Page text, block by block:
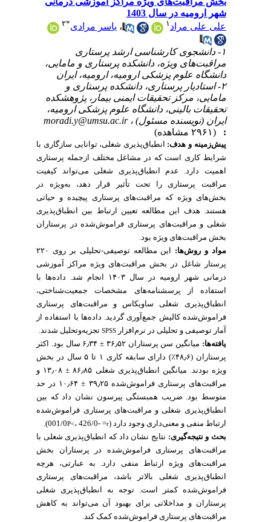
شهر ارومیه در سال 1403
علی علی مراد ۱ ،یاسر مرادی* ۲
۱- دانشجوی کارشناسی ارشد پرستاری
مراقبت‌های ویژه، دانشکده پرستاری و مامایی،
دانشگاه علوم پزشکی ارومیه، ارومیه، ایران
۲- استادیار پرستاری، دانشکده پرستاری و
مامایی، مرکز تحقیقات ایمنی بیمار، پژوهشکده
تحقیقات بالینی، دانشگاه علوم پزشکی ارومیه،
ایران (نویسنده مسئول) ، moradi.y@umsu.ac.ir
پیش‌زمینه و هدف: انطباق‌پذیری شغلی، توانایی سازگاری با
شرایط کاری است که در مشاغل مختلف ازجمله پرستاری
اهمیت دارد. عدم انطباق‌پذیری شغلی می‌تواند کیفیت
مراقبت پرستاری را تحت تأثیر قرار دهد، به‌ویژه در
بخش‌های ویژه که مراقبت‌های پرستاری پیچیده و حیاتی
هستند. هدف این مطالعه تعیین ارتباط بین انطباق‌پذیری
شغلی و مراقبت‌های پرستاری فراموش‌شده در پرستاران
بخش مراقبت‌های ویژه بود.
مواد و روش‌ها: این مطالعه توصیفی-تحلیلی بر روی۲۲۰
پرستار شاغل در بخش مراقبت‌های ویژه مراکز آموزشی
درمانی شهر ارومیه در سال ۱۴۰۳انجام شد. داده‌ها با
استفاده از پرسشنامه‌های مشخصات جمعیت‌شناختی،
انطباق‌پذیری شغلی ساویکاس و مراقبت‌های پرستاری
فراموش‌شده کالیش جمع‌آوری گردید. داده‌ها با استفاده از
آمار توصیفی و تحلیلی در نرم‌افزار
تجزیه‌وتحلیل شدند.
یافته‌ها: میانگین سن پرستاران ۳۶٫۵۲ ± ۶ ٫۳۴
سال بود. اکثر
پرستاران (
۴۸٫ ۶٪) دارای سابقه کاری۱تا۵ سال در بخش
ویژه بودند. میانگین انطباق‌پذیری شغلی
۸۶٫۸۵ ± ۱۳ ٫۰۸
و
مراقبت‌های پرستاری فراموش‌شده
۳۹٫۲۵ ± ۱۰ ٫۶۴
در حد
متوسط بود. ضریب همبستگی پیرسون نشان داد که بین
انطباق‌پذیری شغلی و مراقبت‌های پرستاری فراموش‌شده
ارتباط منفی و معنی‌داری وجود دارد (001/0
P<، 426/0- =r
).
بحث و نتیجه‌گیری: نتایج نشان داد که انطباق‌پذیری شغلی با
مراقبت‌های پرستاری فراموش‌شده در پرستاران بخش
مراقبت‌های ویژه ارتباط منفی دارد. به عبارتی، هرچه
انطباق‌پذیری شغلی بالاتر باشد، مراقبت‌های پرستاری
فراموش‌شده کمتر است. توجه به انطباق‌پذیری شغلی
پرستاران و مداخلاتی برای بهبود آن می‌تواند به کاهش
مراقبت‌های پرستاری فراموش‌شده کمک کند.